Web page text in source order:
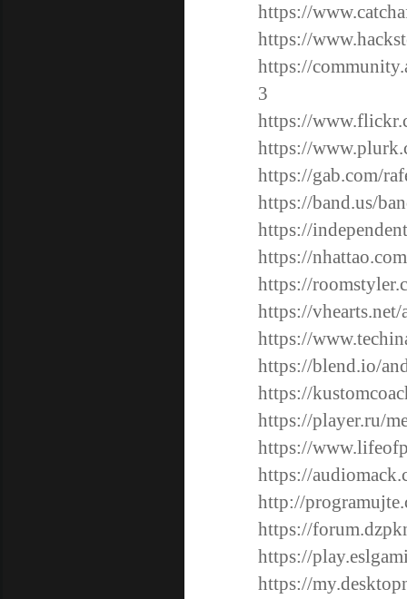
https://
https://
https://
3
https://
https://
https://gab.com/
https://band.us/
https://
https://
https://
https://vhearts.net/
https://
https://blend.io/
https://
https://player.ru/
https://
https://
http://
https://
https://
https://